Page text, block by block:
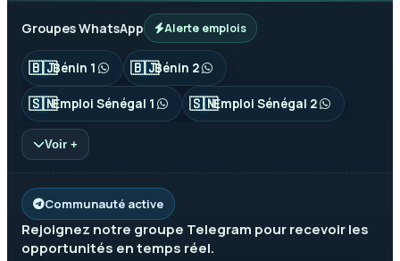
Groupes WhatsApp Alerte emplois
🇧🇯Bénin 1 🇧🇯Bénin 2
🇸🇳Emploi Sénégal 1 🇸🇳Emploi Sénégal 2
Voir +
Communauté active
Rejoignez notre groupe Telegram pour recevoir les
opportunités en temps réel.